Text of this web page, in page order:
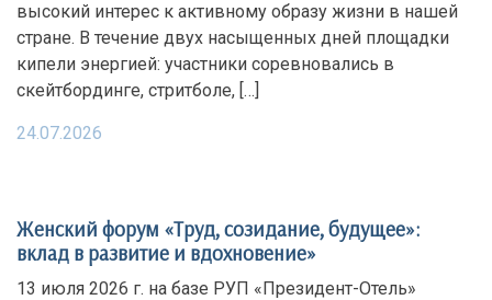
высокий интерес к активному образу жизни в нашей
стране. В течение двух насыщенных дней площадки
кипели энергией: участники соревновались в
скейтбординге, стритболе, […]
24.07.2026
Женский форум «Труд, созидание, будущее»:
вклад в развитие и вдохновение»
13 июля 2026 г. на базе РУП «Президент-Отель»